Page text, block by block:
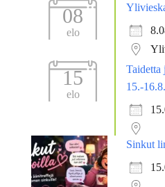
08
elo
15
elo
Taidetta
15.-
Sinkut